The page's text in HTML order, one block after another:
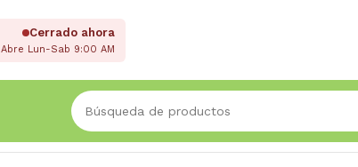
Cerrado ahora
Abre Lun-Sab 9:00 AM